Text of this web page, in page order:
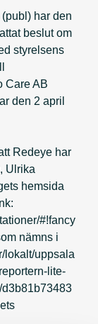
har den
beslut om
styrelsens
Care AB
den 2 april
Redeye har
Ulrika
hemsida
#!fancy
nämns i
lokalt/uppsala
lite-